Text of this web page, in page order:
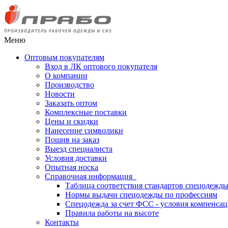
Меню
Оптовым покупателям
Вход в ЛК оптового покупателя
О компании
Производство
Новости
Заказать оптом
Комплексные поставки
Цены и скидки
Нанесение символики
Пошив на заказ
Выезд специалиста
Условия доставки
Опытная носка
Справочная информация
Таблица соответствия стандартов спецодежды
Нормы выдачи спецодежды по профессиям
Спецодежда за счет ФСС - условия
Правила работы на высоте
Контакты